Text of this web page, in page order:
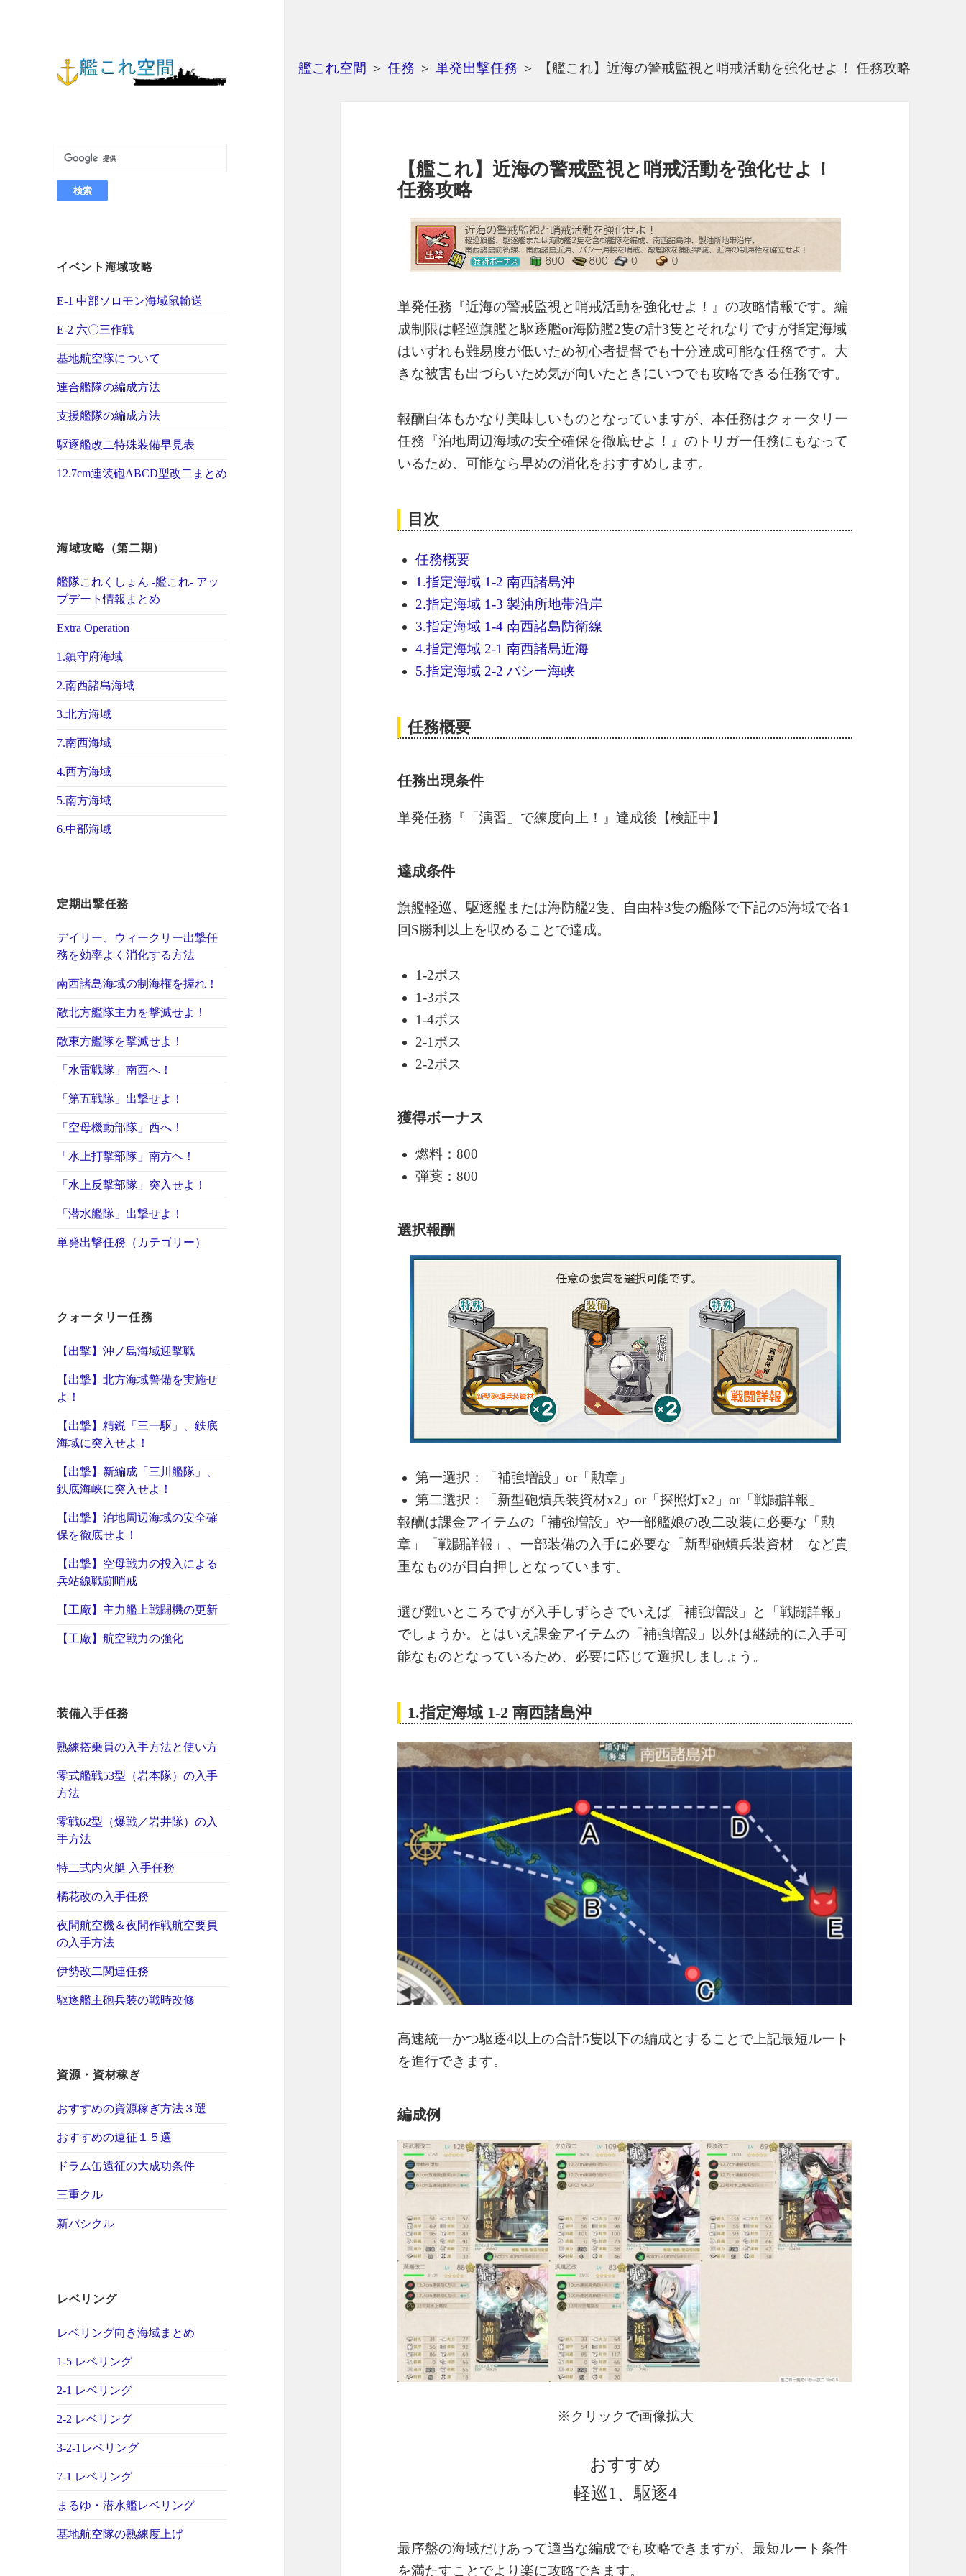
イベント海域攻略
E-1 中部ソロモン海域鼠輸送
E-2 六〇三作戦
基地航空隊について
連合艦隊の編成方法
支援艦隊の編成方法
駆逐艦改二特殊装備早見表
12.7cm連装砲ABCD型改二まとめ
海域攻略（第二期）
艦隊これくしょん -艦これ- アッ
プデート情報まとめ
Extra Operation
1.鎮守府海域
2.南西諸島海域
3.北方海域
7.南西海域
4.西方海域
5.南方海域
6.中部海域
定期出撃任務
デイリー、ウィークリー出撃任
務を効率よく消化する方法
南西諸島海域の制海権を握れ！
敵北方艦隊主力を撃滅せよ！
敵東方艦隊を撃滅せよ！
「水雷戦隊」南西へ！
「第五戦隊」出撃せよ！
「空母機動部隊」西へ！
「水上打撃部隊」南方へ！
「水上反撃部隊」突入せよ！
「潜水艦隊」出撃せよ！
単発出撃任務（カテゴリー）
クォータリー任務
【出撃】沖ノ島海域迎撃戦
【出撃】北方海域警備を実施せ
よ！
【出撃】精鋭「三一駆」、鉄底
海域に突入せよ！
【出撃】新編成「三川艦隊」、
鉄底海峡に突入せよ！
【出撃】泊地周辺海域の安全確
保を徹底せよ！
【出撃】空母戦力の投入による
兵站線戦闘哨戒
【工廠】主力艦上戦闘機の更新
【工廠】航空戦力の強化
装備入手任務
熟練搭乗員の入手方法と使い方
零式艦戦53型（岩本隊）の入手
方法
零戦62型（爆戦／岩井隊）の入
手方法
特二式内火艇 入手任務
橘花改の入手任務
夜間航空機＆夜間作戦航空要員
の入手方法
伊勢改二関連任務
駆逐艦主砲兵装の戦時改修
資源・資材稼ぎ
おすすめの資源稼ぎ方法３選
おすすめの遠征１５選
ドラム缶遠征の大成功条件
三重クル
新バシクル
レベリング
レベリング向き海域まとめ
1-5 レベリング
2-1 レベリング
2-2 レベリング
3-2-1レベリング
7-1 レベリング
まるゆ・潜水艦レベリング
基地航空隊の熟練度上げ
艦これ空間 ＞任務 ＞単発出撃任務 ＞ 【艦これ】近海の警戒監視と哨戒活動を強化せよ！ 任務攻略
【艦これ】近海の警戒監視と哨戒活動を強化せよ！
任務攻略
単発任務『近海の警戒監視と哨戒活動を強化せよ！』の攻略情報です。編
成制限は軽巡旗艦と駆逐艦or海防艦2隻の計3隻とそれなりですが指定海域
はいずれも難易度が低いため初心者提督でも十分達成可能な任務です。大
きな被害も出づらいため気が向いたときにいつでも攻略できる任務です。
報酬自体もかなり美味しいものとなっていますが、本任務はクォータリー
任務『泊地周辺海域の安全確保を徹底せよ！』のトリガー任務にもなって
いるため、可能なら早めの消化をおすすめします。
目次
任務概要
1.指定海域 1-2 南西諸島沖
2.指定海域 1-3 製油所地帯沿岸
3.指定海域 1-4 南西諸島防衛線
4.指定海域 2-1 南西諸島近海
5.指定海域 2-2 バシー海峡
任務概要
任務出現条件
単発任務『「演習」で練度向上！』達成後【検証中】
達成条件
旗艦軽巡、駆逐艦または海防艦2隻、自由枠3隻の艦隊で下記の5海域で各1
回S勝利以上を収めることで達成。
1-2ボス
1-3ボス
1-4ボス
2-1ボス
2-2ボス
獲得ボーナス
燃料：800
弾薬：800
選択報酬
第一選択：「補強増設」or「勲章」
第二選択：「新型砲熕兵装資材x2」or「探照灯x2」or「戦闘詳報」
報酬は課金アイテムの「補強増設」や一部艦娘の改二改装に必要な「勲
章」「戦闘詳報」、一部装備の入手に必要な「新型砲熕兵装資材」など貴
重なものが目白押しとなっています。
選び難いところですが入手しずらさでいえば「補強増設」と「戦闘詳報」
でしょうか。とはいえ課金アイテムの「補強増設」以外は継続的に入手可
能なものとなっているため、必要に応じて選択しましょう。
1.指定海域 1-2 南西諸島沖
高速統一かつ駆逐4以上の合計5隻以下の編成とすることで上記最短ルート
を進行できます。
編成例
※クリックで画像拡大
おすすめ
軽巡1、駆逐4
最序盤の海域だけあって適当な編成でも攻略できますが、最短ルート条件
を満たすことでより楽に攻略できます。